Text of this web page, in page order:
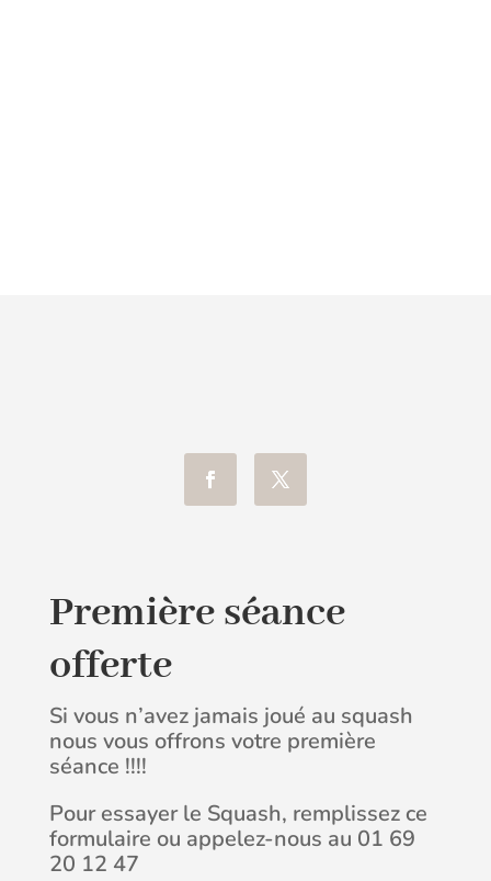
Première séance
offerte
Si vous n’avez jamais joué au squash
nous vous offrons votre première
séance !!!!
Pour essayer le Squash, remplissez ce
formulaire ou appelez-nous au 01 69
20 12 47